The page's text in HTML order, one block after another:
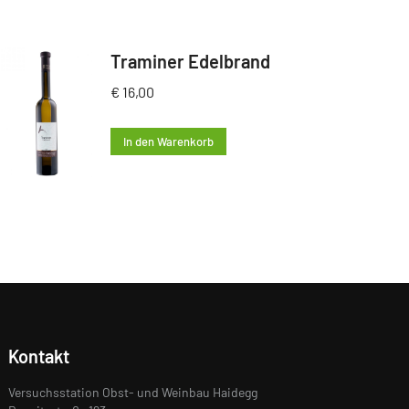
Traminer Edelbrand
€ 16,00
In den Warenkorb
Kontakt
Versuchsstation Obst- und Weinbau Haidegg